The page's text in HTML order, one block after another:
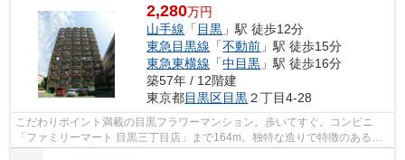
2,280万円
山手線 「 目黒 」駅 徒歩12分
東急目黒線 「不動前 」駅 徒歩15分
東急東横線 「中目黒 」駅 徒歩16分
築57年 / 12階建
東京都目黒区目黒２丁目4-28
こだわりポイント満載の目黒フラワーマンション。歩いてすぐ。コンビニ
「ファミリーマート 目黒三丁目店」まで164m。独特な造りで特徴のあるデ